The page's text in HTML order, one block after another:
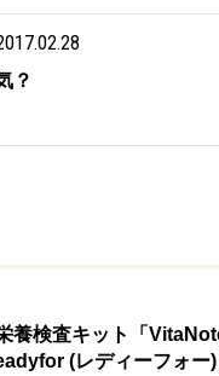
？
養検査キット「
(レディーフォー)